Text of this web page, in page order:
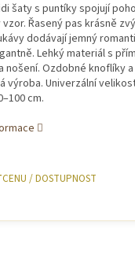
šaty s puntíky spojují
Řasený pas krásně
dodávají jemný
Lehký materiál s
nošení. Ozdobné knoflíky
výroba. Univerzální
cm.